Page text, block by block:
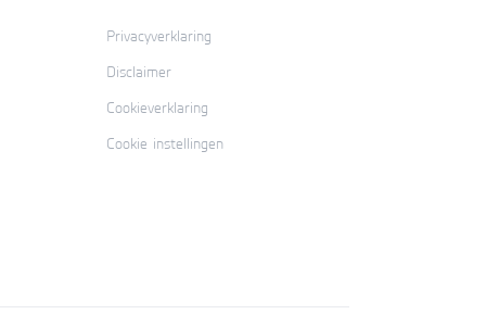
Privacyverklaring
Disclaimer
Cookieverklaring
Cookie instellingen